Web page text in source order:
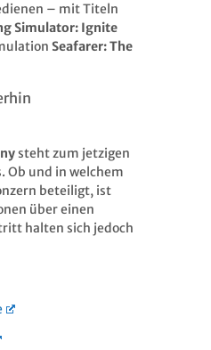
– mit Titeln
Simulator: Ignite
Seafarer: The
steht zum jetzigen
Ob und in welchem
beteiligt, ist
über einen
halten sich jedoch